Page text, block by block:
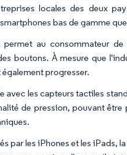
locales des deux
bas de gamme
au consommateur de
boutons. À mesure que
progresser.
les capteurs tactiles
de pression, pouvant être
par les iPhones et les iPads,